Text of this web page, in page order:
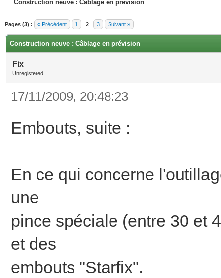
Construction neuve : Câblage en prévision
Pages (3) : « Précédent 1 2 3 Suivant »
Construction neuve : Câblage en prévision
Fix
Unregistered
17/11/2009, 20:48:23
Embouts, suite :
En ce qui concerne
une
pince spéciale (entre 30 et
et des
embouts "Starfix".